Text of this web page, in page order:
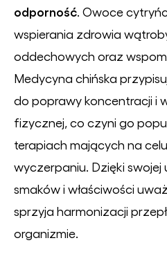
odporność . Owoce
wspierania zdrowia
oddechowych oraz
Medycyna chińska
do poprawy koncentracji i
fizycznej, co czyni go
terapiach mających na
wyczerpaniu. Dzięki swojej
smaków i właściwości
sprzyja harmonizacji
organizmie.